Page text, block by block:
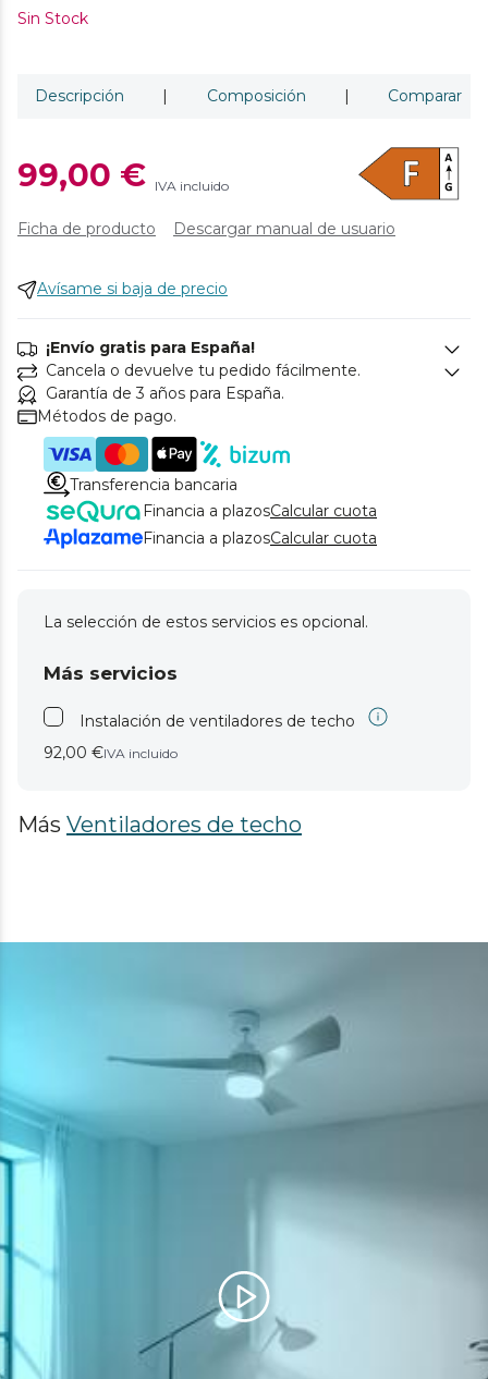
Sin Stock
Descripción | Composición | Comparar
99,00 € IVA incluido
Ficha de producto Descargar manual de usuario
Avísame si baja de precio
¡Envío gratis para España!
Cancela o devuelve tu pedido fácilmente.
Garantía de 3 años para España.
Métodos de pago.
Transferencia bancaria
Financia a plazosCalcular cuota
Financia a plazosCalcular cuota
La selección de estos servicios es opcional.
Más servicios
Instalación de ventiladores de techo
92,00 €IVA incluido
Más Ventiladores de techo